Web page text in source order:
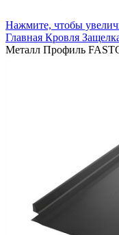
Нажмите, чтобы
Главная Кровля
Металл Профиль